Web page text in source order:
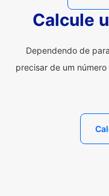
Calcule
Dependendo de
precisar de um